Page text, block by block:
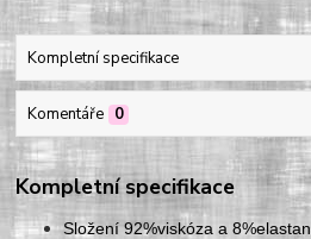
Kompletní specifikace
Komentáře 0
Kompletní specifikace
Složení 92%viskóza a 8%elastan